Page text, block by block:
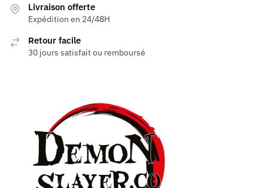
Livraison offerte
Expédition en 24/48H
Retour facile
30 jours satisfait ou remboursé